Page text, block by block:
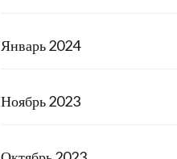
Январь 2024
Ноябрь 2023